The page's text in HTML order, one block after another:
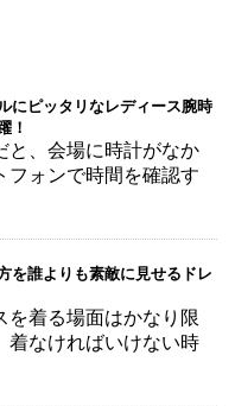
にピッタリなレディース腕時
！
と、会場に時計がなか
フォンで時間を確認す
を誰よりも素敵に見せるドレ
を着る場面はかなり限
着なければいけない時